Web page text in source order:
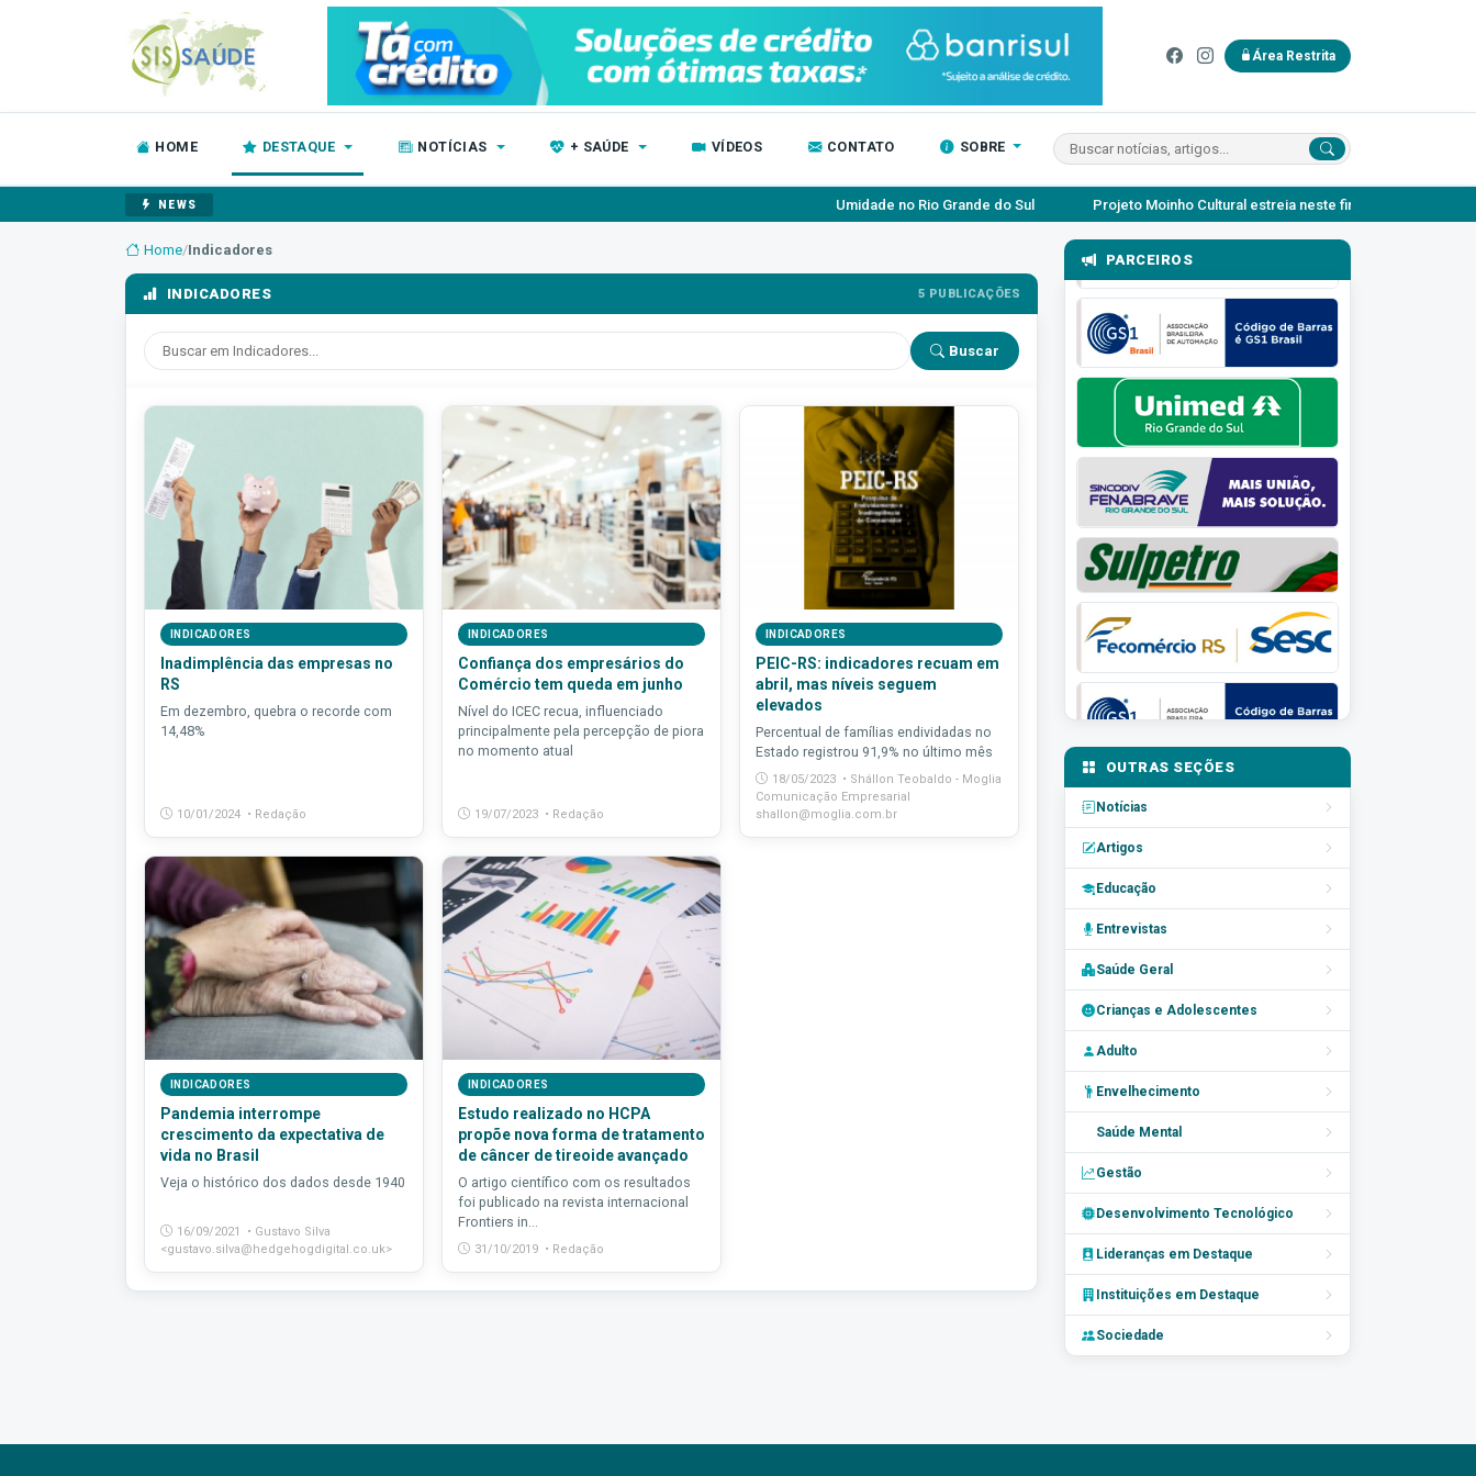
Área Restrita
HOME DESTAQUE NOTÍCIAS + SAÚDE VÍDEOS CONTATO SOBRE
NEWS Umidade no Rio Grande do Sul Projeto Moinho Cultural estreia neste final de semana no Moinho
Home/Indicadores
INDICADORES 5 PUBLICAÇÕES
Buscar
INDICADORES
Inadimplência das empresas no
RS
Em dezembro, quebra o recorde com
14,48%
10/01/2024 • Redação
INDICADORES
Confiança dos empresários do
Comércio tem queda em junho
Nível do ICEC recua, influenciado
principalmente pela percepção de piora
no momento atual
19/07/2023 • Redação
INDICADORES
PEIC-RS: indicadores recuam em
abril, mas níveis seguem
elevados
Percentual de famílias endividadas no
Estado registrou 91,9% no último mês
18/05/2023 • Shállon Teobaldo - Moglia
Comunicação Empresarial
shallon@moglia.com.br
INDICADORES
Pandemia interrompe
crescimento da expectativa de
vida no Brasil
Veja o histórico dos dados desde 1940
16/09/2021 • Gustavo Silva
<gustavo.silva@hedgehogdigital.co.uk>
INDICADORES
Estudo realizado no HCPA
propõe nova forma de tratamento
de câncer de tireoide avançado
O artigo científico com os resultados
foi publicado na revista internacional
Frontiers in...
31/10/2019 • Redação
PARCEIROS
OUTRAS SEÇÕES
Notícias
Artigos
Educação
Entrevistas
Saúde Geral
Crianças e Adolescentes
Adulto
Envelhecimento
Saúde Mental
Gestão
Desenvolvimento Tecnológico
Lideranças em Destaque
Instituições em Destaque
Sociedade